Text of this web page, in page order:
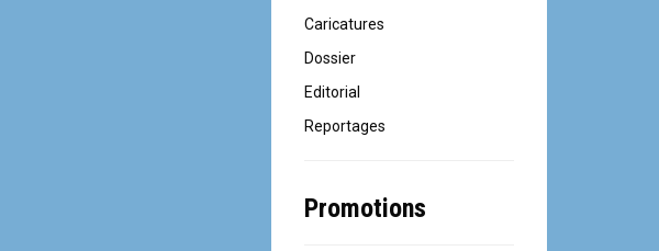
Caricatures
Dossier
Editorial
Reportages
Promotions